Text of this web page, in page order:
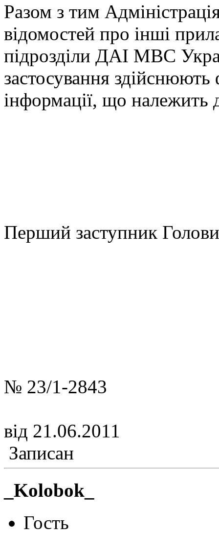
Разом з тим
відомостей про інші
підрозділи ДАІ МВС
застосування
інформації, що належить
Перший
№ 23/1-2843
від 21.06.2011
Записан
_Kolobok_
Гость